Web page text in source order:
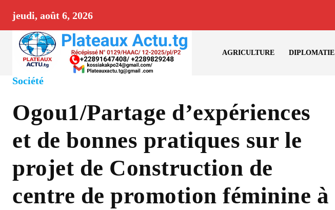
jeudi, août 6, 2026
AGRICULTURE DIPLOMATIE
Société
Ogou1/Partage d’expériences
et de bonnes pratiques sur le
projet de Construction de
centre de promotion féminine à